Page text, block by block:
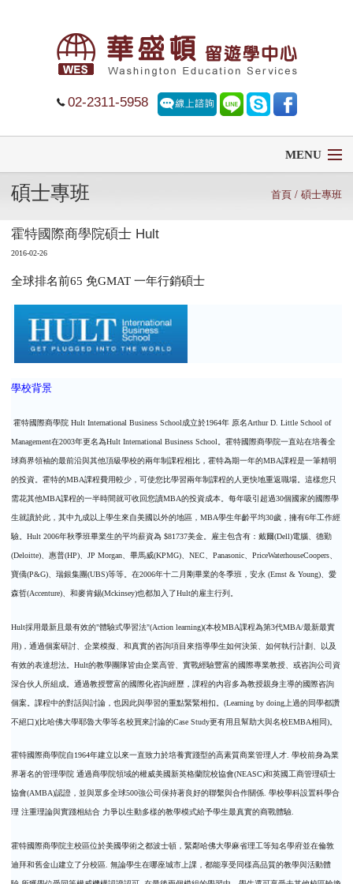
02-2311-5958
MENU
首頁
留學
遊學
大學排名
服務項目
常見問題
訊息公告
代辦感言
金榜
碩士專班 首頁/ 碩士專班
霍特國際商學院碩士 Hult
2016-02-26
全球排名前65 免GMAT 一年行銷碩士
學校背景
霍特國際商學院 Hult International Business School成立於1964年 原名Arthur D. Little School of
Management在2003年更名為Hult International Business School 。霍特國際商學院一直站在培養全
球商界領袖的最前沿與其他頂級學校的兩年制課程相比，霍特為期一年的MBA課程是一筆精明
的投資。霍特的MBA課程費用較少，可使您比學習兩年制課程的人更快地重返職場。這樣您只
需花其他MBA課程的一半時間就可收回您讀MBA的投資成本。每年吸引超過30個國家的國際學
生就讀於此，其中九成以上學生來自美國以外的地區，MBA學生年齡平均30歲，擁有6年工作經
驗。Hult 2006年秋季班畢業生的平均薪資為 $81737美金。雇主包含有：戴爾(Dell)電腦、德勤
(Deloitte) 、惠普(HP) 、JP Morgan 、畢馬威(KPMG) 、NEC 、Panasonic 、PriceWaterhouseCoopers
寶僑(P&G) 、瑞銀集團(UBS)等等。在2006年十二月剛畢業的冬季班，安永 (Ernst & Young) 、愛
森哲(Accenture) 、和麥肯錫(Mckinsey)也都加入了Hult的雇主行列。
Hult採用最新且最有效的"體驗式學習法"(Action learning)(本校MBA課程為第3代MBA/最新最實
用) ，通過個案研討、企業模擬、和真實的咨詢項目來指導學生如何決策、如何執行計劃、以及
有效的表達想法。Hult的教學團隊皆由企業高管、實戰經驗豐富的國際專業教授、或咨詢公司資
深合伙人所組成。通過教授豐富的國際化咨詢經歷，課程的內容多為教授親身主導的國際咨詢
個案。課程中的對話與討論，也因此與學習的重點緊緊相扣。(Learning by doing 上過的同學都讚
不絕口)(比哈佛大學耶魯大學等名校買來討論的Case Study更有用且幫助大與名校EMBA相同)
霍特國際商學院自1964年建立以來一直致力於培養實踐型的高素質商業管理人才.學校前身為業
界著名的管理學院 通過商學院領域的權威美國新英格蘭院校協會(NEASC)和英國工商管理碩士
協會(AMBA)認證，並與眾多全球500強公司保持著良好的聯繫與合作關係.學校學科設置科學合
理 注重理論與實踐相結合 力爭以生動多樣的教學模式給予學生最真實的商戰體驗.
霍特國際商學院主校區位於美國學術之都波士頓，緊鄰哈佛大學麻省理工等知名學府並在倫敦
迪拜和舊金山建立了分校區 .無論學生在哪座城市上課，都能享受同樣高品質的教學與活動體